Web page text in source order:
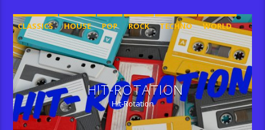
CLASSICS HOUSE POP ROCK TECHNO WORLD
HIT-ROTATION
Hit-Rotation